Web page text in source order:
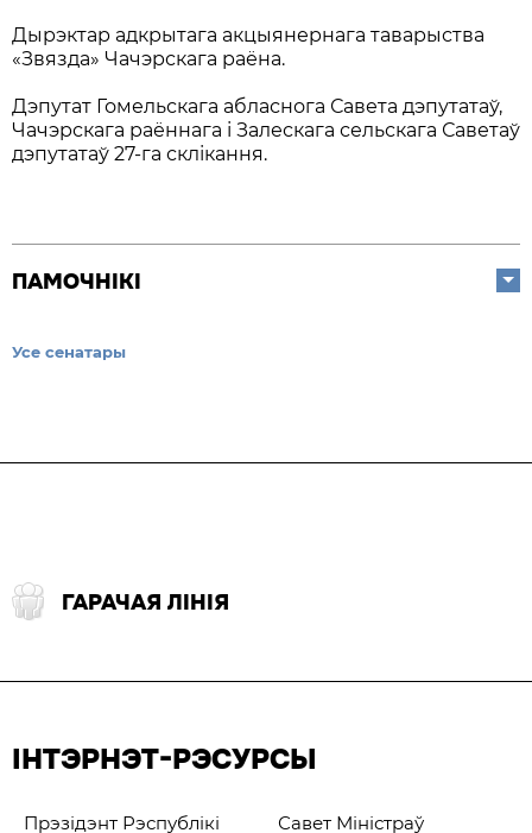
Дырэктар адкрытага акцыянернага таварыства
«Звязда» Чачэрскага раёна.
Дэпутат Гомельскага абласнога Савета дэпутатаў,
Чачэрскага раённага і Залескага сельскага Саветаў
дэпутатаў 27-га склікання.
ПАМОЧНІКІ
Усе сенатары
ГАРАЧАЯ ЛІНІЯ
ІНТЭРНЭТ-РЭСУРСЫ
Прэзідэнт Рэспублікі
Савет Міністраў